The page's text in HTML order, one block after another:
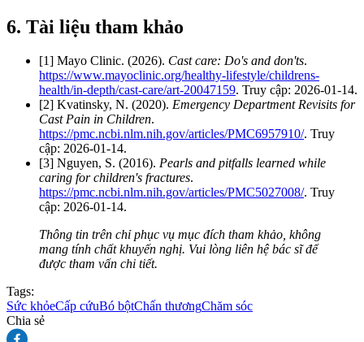
6. Tài liệu tham khảo
[1] Mayo Clinic. (2026). Cast care: Do's and don'ts.
https://www.mayoclinic.org/healthy-lifestyle/childrens-
health/in-depth/cast-care/art-20047159. Truy cập: 2026-01-14.
[2] Kvatinsky, N. (2020). Emergency Department Revisits for
Cast Pain in Children.
https://pmc.ncbi.nlm.nih.gov/articles/PMC6957910/. Truy
cập: 2026-01-14.
[3] Nguyen, S. (2016). Pearls and pitfalls learned while
caring for children's fractures.
https://pmc.ncbi.nlm.nih.gov/articles/PMC5027008/. Truy
cập: 2026-01-14.
Thông tin trên chỉ phục vụ mục đích tham khảo, không
mang tính chất khuyến nghị. Vui lòng liên hệ bác sĩ để
được tham vấn chi tiết.
Tags:
Sức khỏeCấp cứuBó bộtChấn thươngChăm sóc
Chia sẻ